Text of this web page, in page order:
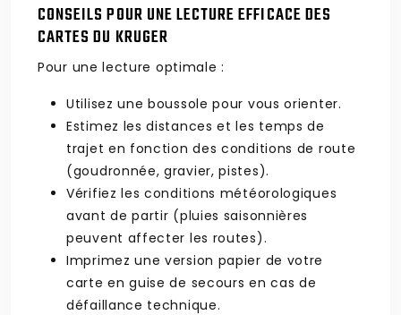
CONSEILS POUR UNE LECTURE EFFICACE DES
CARTES DU KRUGER
Pour une lecture optimale :
Utilisez une boussole pour vous orienter.
Estimez les distances et les temps de
trajet en fonction des conditions de route
(goudronnée, gravier, pistes).
Vérifiez les conditions météorologiques
avant de partir (pluies saisonnières
peuvent affecter les routes).
Imprimez une version papier de votre
carte en guise de secours en cas de
défaillance technique.